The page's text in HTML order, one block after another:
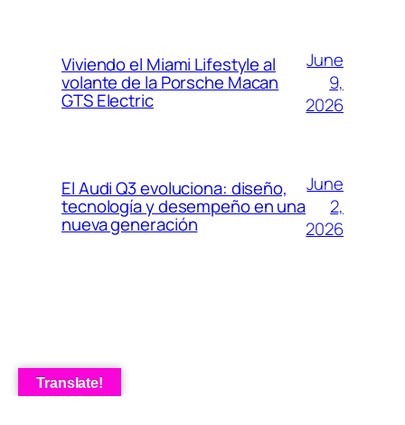
Viviendo el Miami Lifestyle al
volante de la Porsche Macan
GTS Electric
June
9,
2026
El Audi Q3 evoluciona: diseño,
tecnología y desempeño en una
nueva generación
June
2,
2026
Translate!